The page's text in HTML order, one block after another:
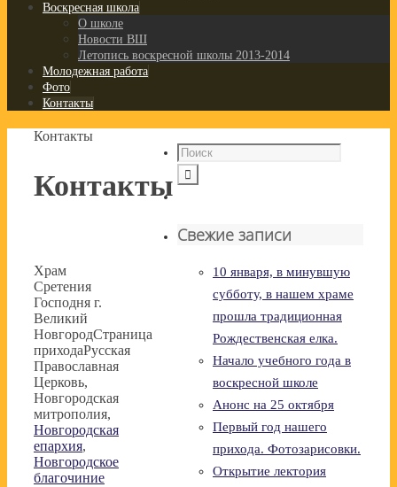
Воскресная школа
О школе
Новости ВШ
Летопись воскресной школы 2013-2014
Молодежная работа
Фото
Контакты
Контакты
Контакты
Храм
Сретения
Господня г.
Великий
НовгородСтраница
приходаРусская
Православная
Церковь,
Новгородская
митрополия,
Новгородская
епархия,
Новгородское
благочиние
Свежие записи
10 января, в минувшую
субботу, в нашем храме
прошла традиционная
Рождественская елка.
Начало учебного года в
воскресной школе
Анонс на 25 октября
Первый год нашего
прихода. Фотозарисовки.
Открытие лектория